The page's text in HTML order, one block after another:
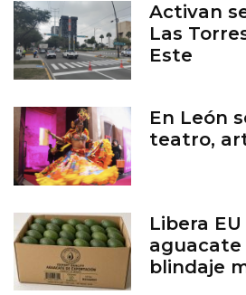
Activan
Las
Este
En León
teatro,
Libera
blindaje